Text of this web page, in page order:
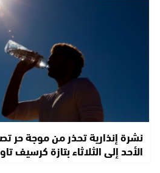
الأحد إلى الثلاثاء بتازة كرسيف